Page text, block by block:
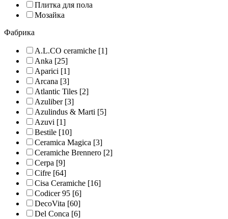
Плитка для пола
Мозайка
Фабрика
A.L.CO ceramiche [1]
Anka [25]
Aparici [1]
Arcana [3]
Atlantic Tiles [2]
Azuliber[3]
Azulindus & Marti [5]
Azuvi [1]
Bestile [10]
Ceramica Magica [3]
Ceramiche Brennero [2]
Cerpa [9]
Cifre [64]
Cisa Ceramiche [16]
Codicer 95 [6]
DecoVita [60]
Del Conca [6]